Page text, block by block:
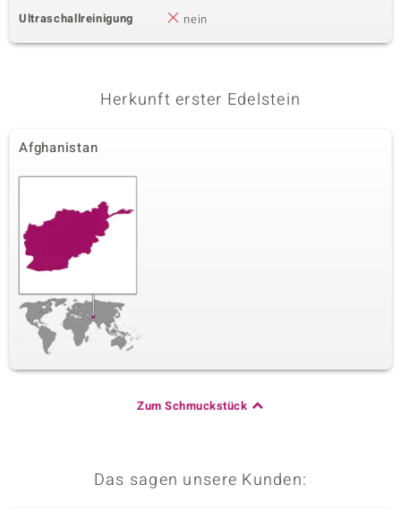
Ultraschallreinigung
nein
Herkunft erster Edelstein
Afghanistan
Zum Schmuckstück
Das sagen unsere Kunden: